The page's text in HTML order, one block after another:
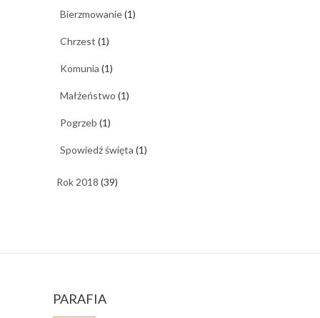
Bierzmowanie(1)
Chrzest (1)
Komunia (1)
Małżeństwo (1)
Pogrzeb (1)
Spowiedź święta (1)
Rok 2018 (39)
PARAFIA